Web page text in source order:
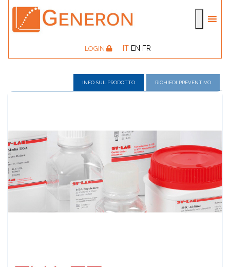
LOGIN IT EN FR
INFO SUL PRODOTTO RICHIEDI PREVENTIVO